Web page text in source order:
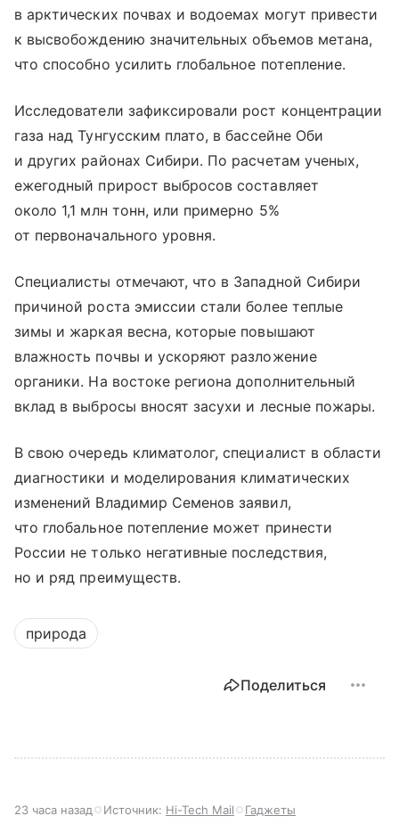
в арктических почвах и водоемах могут привести
к высвобождению значительных объемов метана,
что способно усилить глобальное потепление.
Исследователи зафиксировали рост концентрации
газа над Тунгусским плато, в бассейне Оби
и других районах Сибири. По расчетам ученых,
ежегодный прирост выбросов составляет
около 1,1 млн тонн, или примерно 5%
от первоначального уровня.
Специалисты отмечают, что в Западной Сибири
причиной роста эмиссии стали более теплые
зимы и жаркая весна, которые повышают
влажность почвы и ускоряют разложение
органики. На востоке региона дополнительный
вклад в выбросы вносят засухи и лесные пожары.
В свою очередь климатолог, специалист в области
диагностики и моделирования климатических
изменений Владимир Семенов заявил,
что глобальное потепление может принести
России не только негативные последствия,
но и ряд преимуществ.
природа
Поделиться
23 часа назад Источник: Hi-Tech Mail Гаджеты